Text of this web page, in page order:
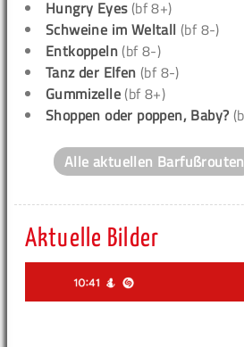
Hungry Eyes(bf 8+)
Schweine im Weltall (bf 8-)
Entkoppeln (bf 8-)
Tanz der Elfen (bf 8-)
Gummizelle (bf 8+)
Shoppen oder poppen, Baby?
Alle aktuellen Barfußrouten
Aktuelle Bilder